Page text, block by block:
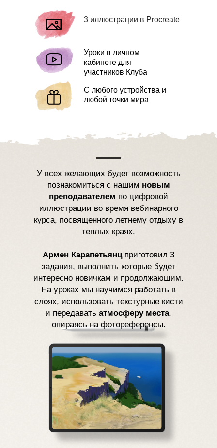
3 иллюстрации в Procreate
Уроки в личном
кабинете для
участников Клуба
С любого устройства и
любой точки мира
У всех желающих будет возможность
познакомиться с нашим новым
преподавателем по цифровой
иллюстрации во время вебинарного
курса, посвященного летнему отдыху в
теплых краях.
Армен Карапетьянцприготовил 3
задания, выполнить которые будет
интересно новичкам и продолжающим.
На уроках мы научимся работать в
слоях, использовать текстурные кисти
и передавать атмосферу места,
опираясь на фотореференсы.